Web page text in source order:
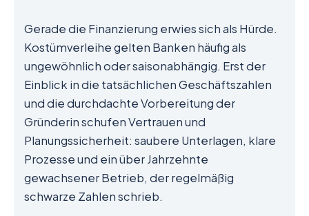
Gerade die Finanzierung erwies sich als Hürde.
Kostümverleihe gelten Banken häufig als
ungewöhnlich oder saisonabhängig. Erst der
Einblick in die tatsächlichen Geschäftszahlen
und die durchdachte Vorbereitung der
Gründerin schufen Vertrauen und
Planungssicherheit: saubere Unterlagen, klare
Prozesse und ein über Jahrzehnte
gewachsener Betrieb, der regelmäßig
schwarze Zahlen schrieb.